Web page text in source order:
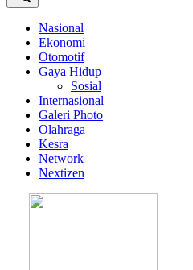
Nasional
Ekonomi
Otomotif
Gaya Hidup
Sosial
Internasional
Galeri Photo
Olahraga
Kesra
Network
Nextizen